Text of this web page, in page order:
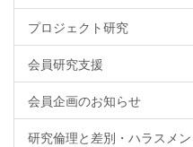
プロジェクト研究
会員研究支援
会員企画のお知らせ
研究倫理と差別・ハラスメ